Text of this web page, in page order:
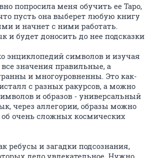
попросила меня обучить ее Таро,
пусть она выберет любую книгу
и начнет с ними работать.
и будет доносить до нее подсказки
энциклопедий символов и изучая
значения правильные, а
и многоуровненны. Это как-
с разных ракурсов, а можно
и образов - универсальный
через аллегории, образы можно
об очень сложных космических
ребусы и загадки подсознания,
дело увлекательное. Нужно